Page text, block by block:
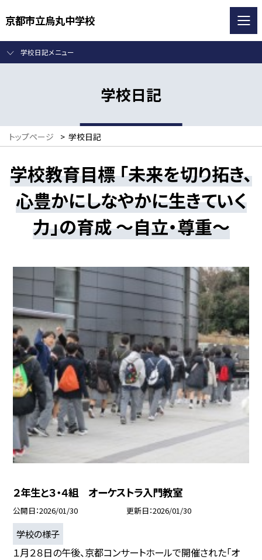
京都市立烏丸中学校
学校日記メニュー
学校日記
トップページ > 学校日記
学校教育目標 「未来を切り拓き、
心豊かにしなやかに生きていく
力」の育成 ～自立・尊重～
２年生と３・４組 オーケストラ入門教室
公開日 2026/01/30 更新日 2026/01/30
学校の様子
１月２８日の午後、京都コンサートホールで開催された「オ